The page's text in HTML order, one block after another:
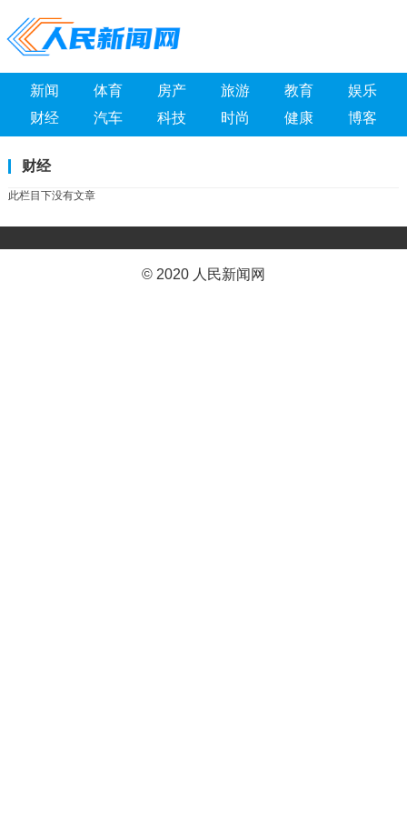
新闻 体育 房产 旅游 教育
娱乐
财经
汽车 科技 时尚 健康 博客
财经
此栏目下没有文章
© 2020 人民新闻网